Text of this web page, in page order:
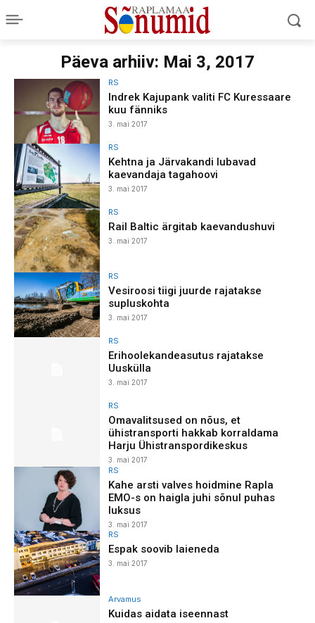
Päeva arhiiv: Mai 3, 2017
RS
Indrek Kajupank valiti FC Kuressaare
kuu fänniks
3. mai 2017
RS
Kehtna ja Järvakandi lubavad
kaevandaja tagahoovi
3. mai 2017
RS
Rail Baltic ärgitab kaevandushuvi
3. mai 2017
RS
Vesiroosi tiigi juurde rajatakse
supluskohta
3. mai 2017
RS
Erihoolekandeasutus rajatakse
Uuskülla
3. mai 2017
RS
Omavalitsused on nõus, et
ühistransporti hakkab korraldama
Harju Ühistranspordikeskus
3. mai 2017
RS
Kahe arsti valves hoidmine Rapla
EMO-s on haigla juhi sõnul puhas
luksus
3. mai 2017
RS
Espak soovib laieneda
3. mai 2017
Arvamus
Kuidas aidata iseennast